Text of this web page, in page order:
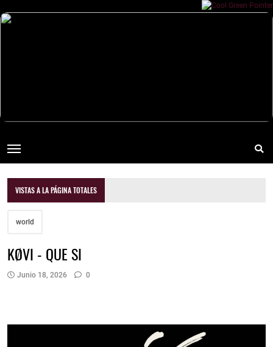
VISTAS A LA PÁGINA TOTALES
world
KØVI - QUE SI
Junio 18, 2026 0